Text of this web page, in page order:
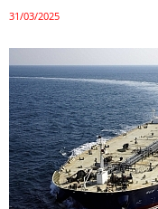
31/03/2025